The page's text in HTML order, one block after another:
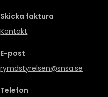
Skicka faktura
Kontakt
E-post
rymdstyrelsen@snsa.se
Telefon